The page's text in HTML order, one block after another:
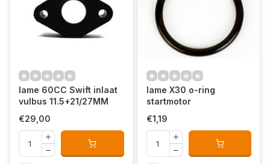
Iame 60CC Swift inlaat
vulbus 11.5+21/27MM
€29,00
Iame X30 o-ring
startmotor
€1,19